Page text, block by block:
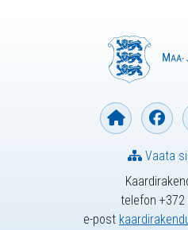
telefon +372
e-post
Vaata